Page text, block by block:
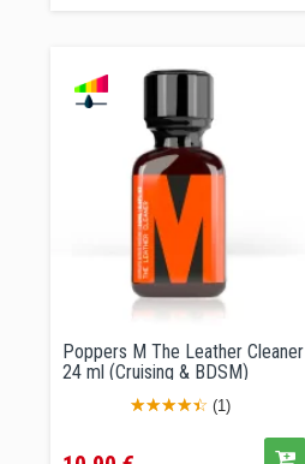
Poppers M The Leather Cleaner
24 ml (Cruising & BDSM)
(1)